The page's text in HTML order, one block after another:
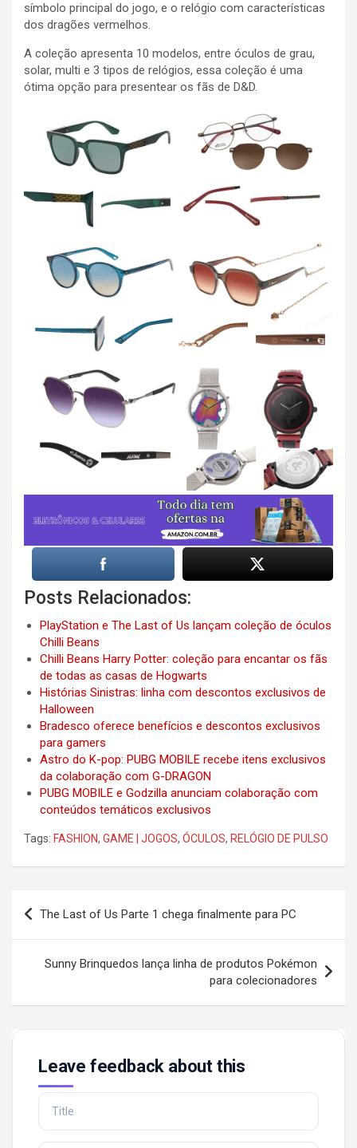
símbolo principal do jogo, e o relógio com características
dos dragões vermelhos.
A coleção apresenta 10 modelos, entre óculos de grau,
solar, multi e 3 tipos de relógios, essa coleção é uma
ótima opção para presentear os fãs de D&D.
Posts Relacionados:
PlayStation e The Last of Us lançam coleção de óculos
Chilli Beans
Chilli Beans Harry Potter: coleção para encantar os fãs
de todas as casas de Hogwarts
Histórias Sinistras: linha com descontos exclusivos de
Halloween
Bradesco oferece benefícios e descontos exclusivos
para gamers
Astro do K-pop: PUBG MOBILE recebe itens exclusivos
da colaboração com G-DRAGON
PUBG MOBILE e Godzilla anunciam colaboração com
conteúdos temáticos exclusivos
Tags: FASHION, GAME | JOGOS, ÓCULOS, RELÓGIO DE PULSO
Post
navigation
The Last of Us Parte 1 chega finalmente para PC
Sunny Brinquedos lança linha de produtos Pokémon
para colecionadores
Leave feedback about this